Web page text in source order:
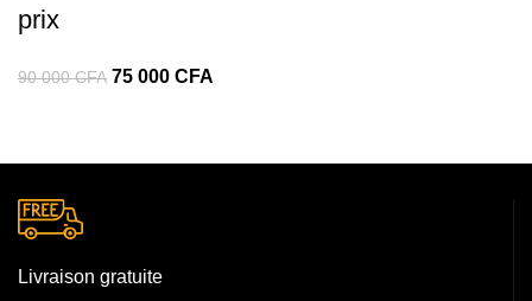
prix
90 000CFA 75 000 CFA
Livraison gratuite